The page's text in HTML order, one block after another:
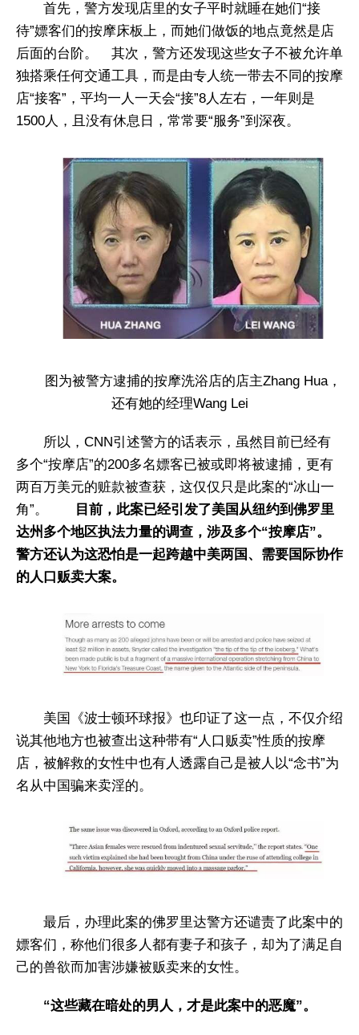
首先，警方发现店里的女子平时就睡在她们“接
待”嫖客们的按摩床板上，而她们做饭的地点竟然是店
后面的台阶。 其次，警方还发现这些女子不被允许单
独搭乘任何交通工具，而是由专人统一带去不同的按摩
店“接客”，平均一人一天会“接”8人左右，一年则是
1500人，且没有休息日，常常要“服务”到深夜。
图为被警方逮捕的按摩洗浴店的店主Zhang Hua，
还有她的经理Wang Lei
所以，CNN引述警方的话表示，虽然目前已经有
多个“按摩店”的200多名嫖客已被或即将被逮捕，更有
两百万美元的赃款被查获，这仅仅只是此案的“冰山一
角”。​
目前，此案已经引发了美国从纽约到佛罗里
达州多个地区执法力量的调查，涉及多个“按摩店”。
警方还认为这恐怕是一起跨越中美两国、需要国际协作
的人口贩卖大案。
美国《波士顿环球报》也印证了这一点，不仅介绍
说其他地方也被查出这种带有“人口贩卖”性质的按摩
店，被解救的女性中也有人透露自己是被人以“念书”为
名从中国骗来卖淫的。
最后，办理此案的佛罗里达警方还谴责了此案中的
嫖客们，称他们很多人都有妻子和孩子，却为了满足自
己的兽欲而加害涉嫌被贩卖来的女性。
“这些藏在暗处的男人，才是此案中的恶魔”。